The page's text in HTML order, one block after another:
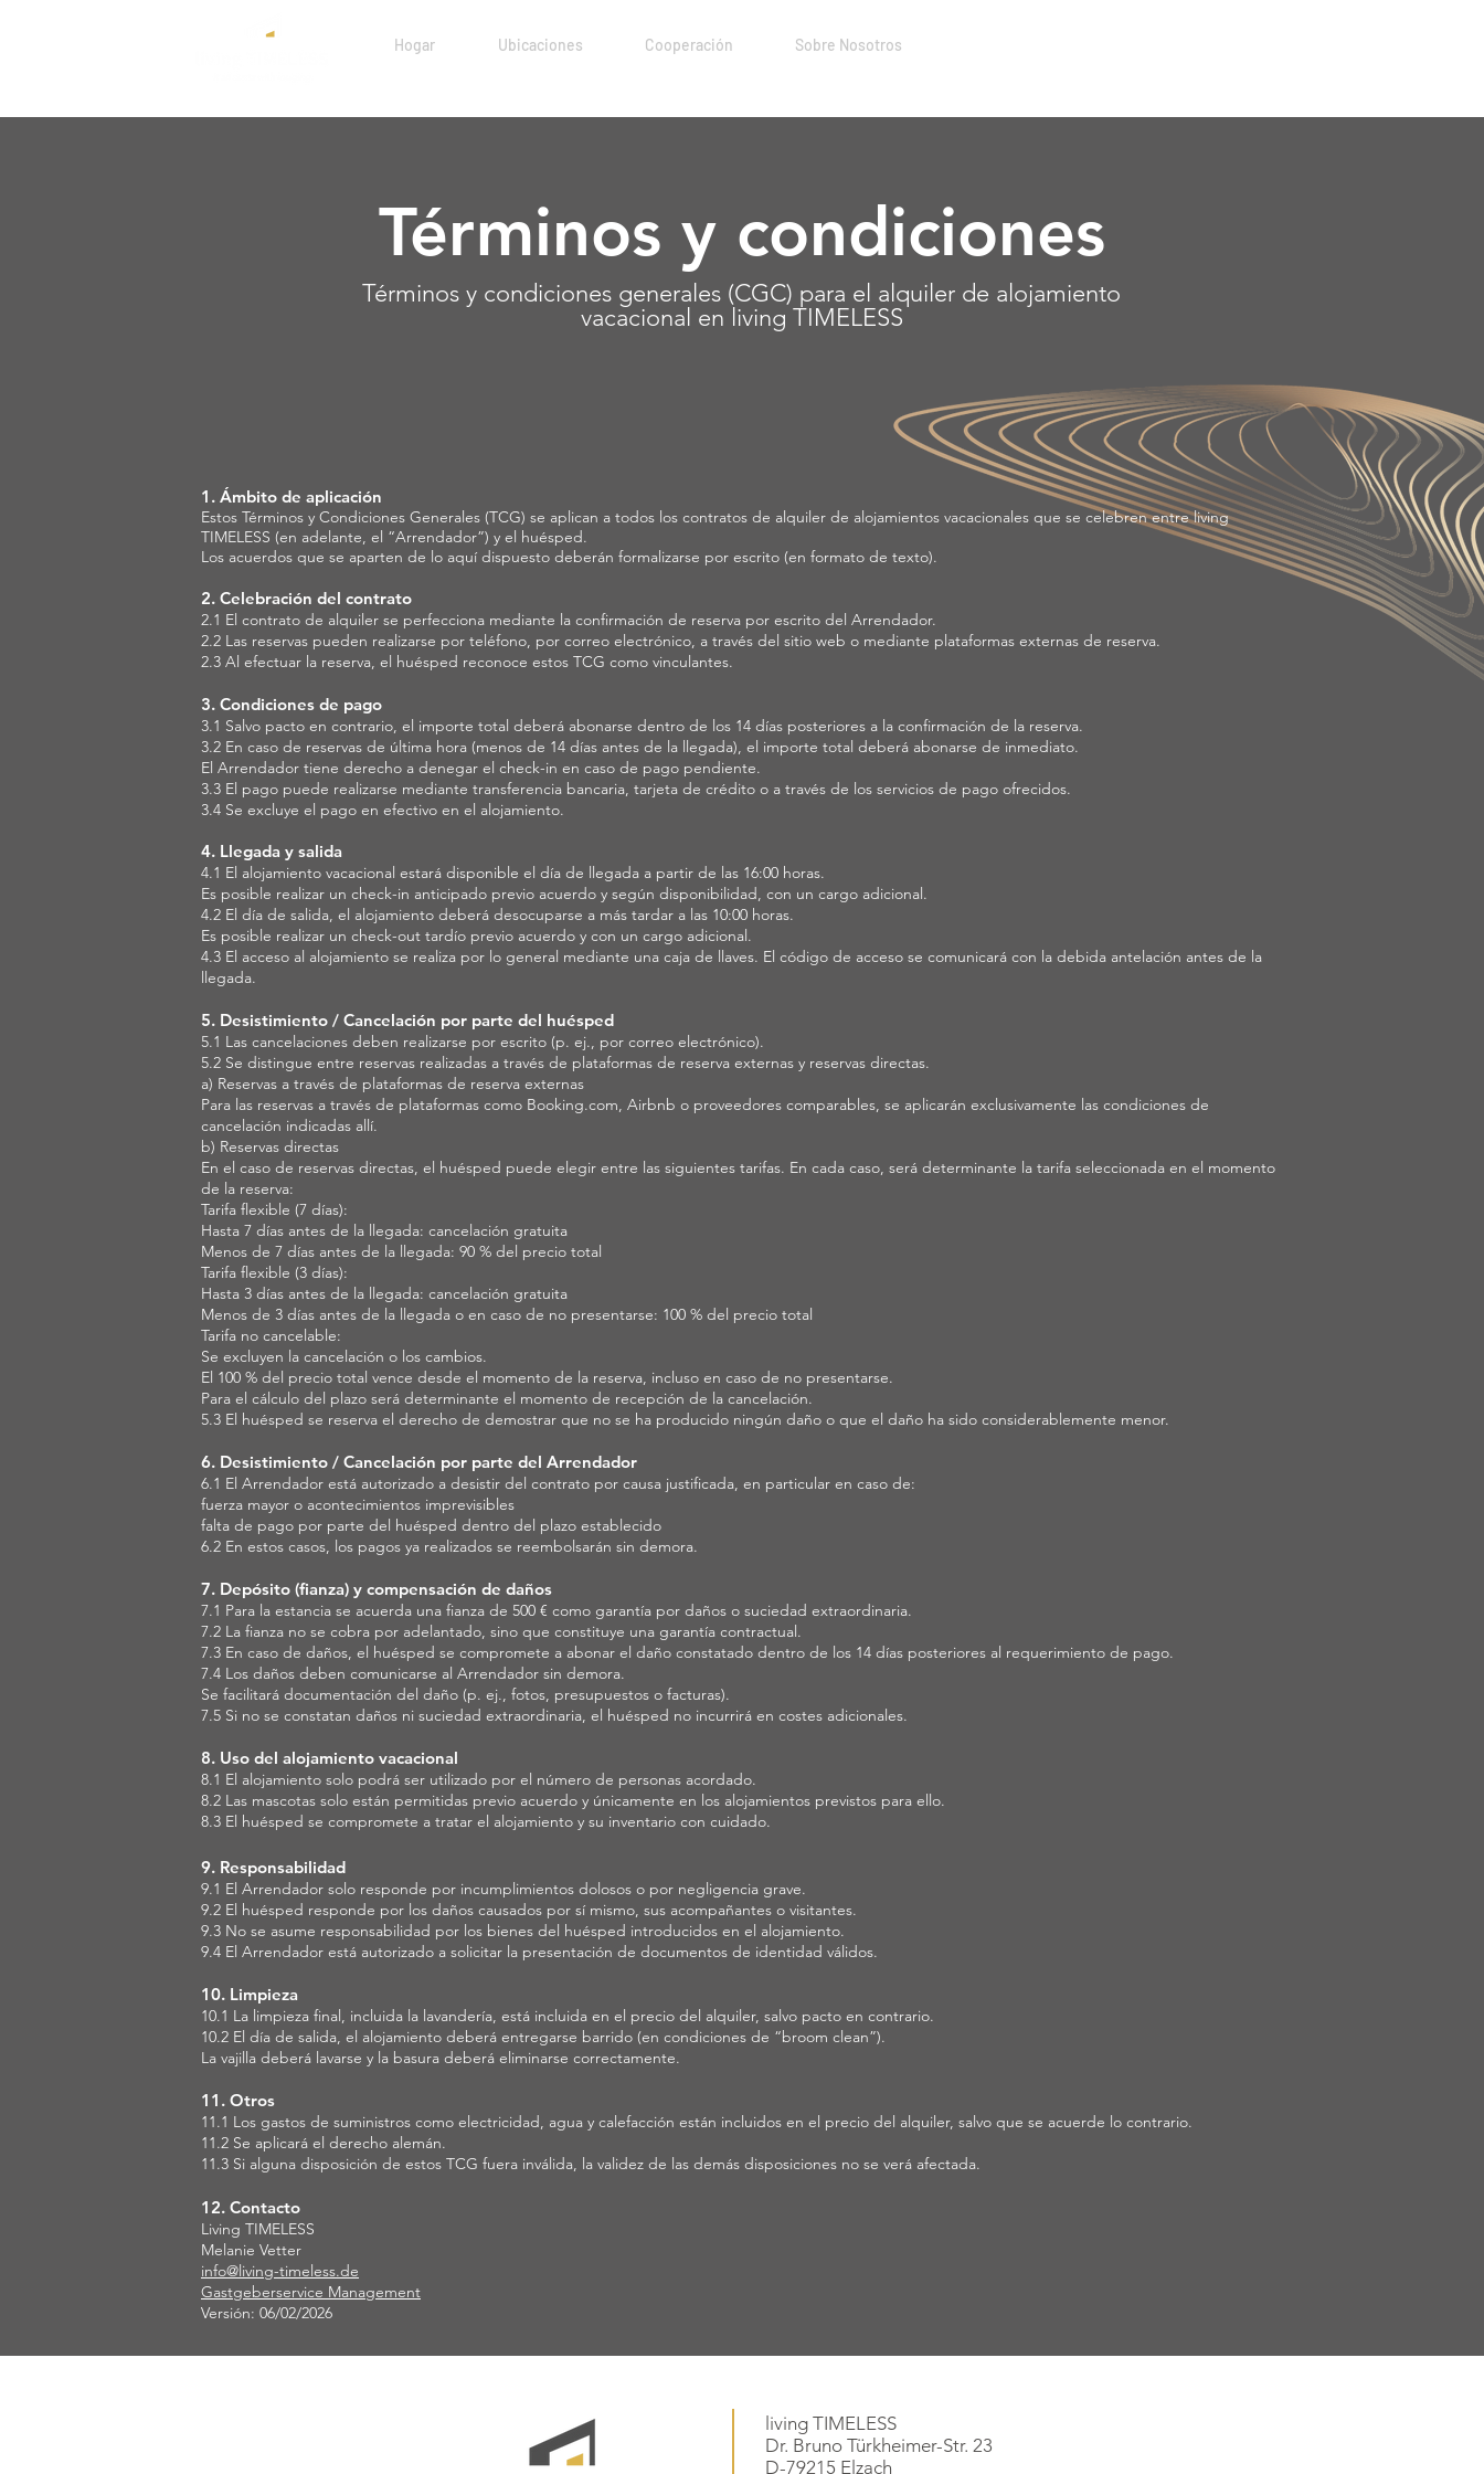
Hogar Ubicaciones Cooperación Sobre Nosotros
Términos y condiciones
Términos y condiciones generales (CGC) para el alquiler de alojamiento
vacacional en living TIMELESS
1. Ámbito de aplicación
Estos Términos y Condiciones Generales (TCG) se aplican a todos los contratos de alquiler de alojamientos vacacionales que se celebren entre living
TIMELESS (en adelante, el “Arrendador”) y el huésped.
Los acuerdos que se aparten de lo aquí dispuesto deberán formalizarse por escrito (en formato de texto).
2. Celebración del contrato
2.1 El contrato de alquiler se perfecciona mediante la confirmación de reserva por escrito del Arrendador.
2.2 Las reservas pueden realizarse por teléfono, por correo electrónico, a través del sitio web o mediante plataformas externas de reserva.
2.3 Al efectuar la reserva, el huésped reconoce estos TCG como vinculantes.
3. Condiciones de pago
3.1 Salvo pacto en contrario, el importe total deberá abonarse dentro de los 14 días posteriores a la confirmación de la reserva.
3.2 En caso de reservas de última hora (menos de 14 días antes de la llegada), el importe total deberá abonarse de inmediato.
El Arrendador tiene derecho a denegar el check-in en caso de pago pendiente.
3.3 El pago puede realizarse mediante transferencia bancaria, tarjeta de crédito o a través de los servicios de pago ofrecidos.
3.4 Se excluye el pago en efectivo en el alojamiento.
4. Llegada y salida
4.1 El alojamiento vacacional estará disponible el día de llegada a partir de las 16:00 horas.
Es posible realizar un check-in anticipado previo acuerdo y según disponibilidad, con un cargo adicional.
4.2 El día de salida, el alojamiento deberá desocuparse a más tardar a las 10:00 horas.
Es posible realizar un check-out tardío previo acuerdo y con un cargo adicional.
4.3 El acceso al alojamiento se realiza por lo general mediante una caja de llaves. El código de acceso se comunicará con la debida antelación antes de la
llegada.
5. Desistimiento / Cancelación por parte del huésped
5.1 Las cancelaciones deben realizarse por escrito (p. ej., por correo electrónico).
5.2 Se distingue entre reservas realizadas a través de plataformas de reserva externas y reservas directas.
a) Reservas a través de plataformas de reserva externas
Para las reservas a través de plataformas como Booking.com, Airbnb o proveedores comparables, se aplicarán exclusivamente las condiciones de
cancelación indicadas allí.
b) Reservas directas
En el caso de reservas directas, el huésped puede elegir entre las siguientes tarifas. En cada caso, será determinante la tarifa seleccionada en el momento
de la reserva:
Tarifa flexible (7 días):
Hasta 7 días antes de la llegada: cancelación gratuita
Menos de 7 días antes de la llegada: 90 % del precio total
Tarifa flexible (3 días):
Hasta 3 días antes de la llegada: cancelación gratuita
Menos de 3 días antes de la llegada o en caso de no presentarse: 100 % del precio total
Tarifa no cancelable:
Se excluyen la cancelación o los cambios.
El 100 % del precio total vence desde el momento de la reserva, incluso en caso de no presentarse.
Para el cálculo del plazo será determinante el momento de recepción de la cancelación.
5.3 El huésped se reserva el derecho de demostrar que no se ha producido ningún daño o que el daño ha sido considerablemente menor.
6. Desistimiento / Cancelación por parte del Arrendador
6.1 El Arrendador está autorizado a desistir del contrato por causa justificada, en particular en caso de:
fuerza mayor o acontecimientos imprevisibles
falta de pago por parte del huésped dentro del plazo establecido
6.2 En estos casos, los pagos ya realizados se reembolsarán sin demora.
7. Depósito (fianza) y compensación de daños
7.1 Para la estancia se acuerda una fianza de 500 € como garantía por daños o suciedad extraordinaria.
7.2 La fianza no se cobra por adelantado, sino que constituye una garantía contractual.
7.3 En caso de daños, el huésped se compromete a abonar el daño constatado dentro de los 14 días posteriores al requerimiento de pago.
7.4 Los daños deben comunicarse al Arrendador sin demora.
Se facilitará documentación del daño (p. ej., fotos, presupuestos o facturas).
7.5 Si no se constatan daños ni suciedad extraordinaria, el huésped no incurrirá en costes adicionales.
8. Uso del alojamiento vacacional
8.1 El alojamiento solo podrá ser utilizado por el número de personas acordado.
8.2 Las mascotas solo están permitidas previo acuerdo y únicamente en los alojamientos previstos para ello.
8.3 El huésped se compromete a tratar el alojamiento y su inventario con cuidado.
9. Responsabilidad
9.1 El Arrendador solo responde por incumplimientos dolosos o por negligencia grave.
9.2 El huésped responde por los daños causados por sí mismo, sus acompañantes o visitantes.
9.3 No se asume responsabilidad por los bienes del huésped introducidos en el alojamiento.
9.4 El Arrendador está autorizado a solicitar la presentación de documentos de identidad válidos.
10. Limpieza
10.1 La limpieza final, incluida la lavandería, está incluida en el precio del alquiler, salvo pacto en contrario.
10.2 El día de salida, el alojamiento deberá entregarse barrido (en condiciones de “broom clean”).
La vajilla deberá lavarse y la basura deberá eliminarse correctamente.
11. Otros
11.1 Los gastos de suministros como electricidad, agua y calefacción están incluidos en el precio del alquiler, salvo que se acuerde lo contrario.
11.2 Se aplicará el derecho alemán.
11.3 Si alguna disposición de estos TCG fuera inválida, la validez de las demás disposiciones no se verá afectada.
12. Contacto
Living TIMELESS
Melanie Vetter
info@living-timeless.de
Gastgeberservice Management​
Versión: 06/02/2026
living TIMELESS
Dr. Bruno Türkheimer-Str. 23
D-79215 Elzach